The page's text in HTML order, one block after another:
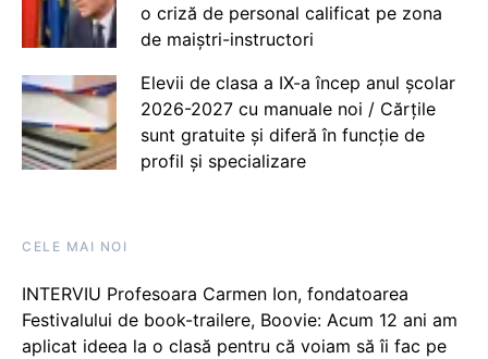
o criză de personal calificat pe zona
de maiștri-instructori
Elevii de clasa a IX-a încep anul școlar
2026-2027 cu manuale noi / Cărțile
sunt gratuite și diferă în funcție de
profil și specializare
CELE MAI NOI
INTERVIU Profesoara Carmen Ion, fondatoarea
Festivalului de book-trailere, Boovie: Acum 12 ani am
aplicat ideea la o clasă pentru că voiam să îi fac pe